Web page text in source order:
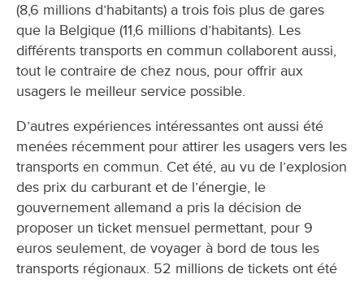
(8,6 millions d’habitants) a trois fois plus de gares
que la Belgique (11,6 millions d’habitants). Les
différents transports en commun collaborent aussi,
tout le contraire de chez nous, pour offrir aux
usagers le meilleur service possible.
D’autres expériences intéressantes ont aussi été
menées récemment pour attirer les usagers vers les
transports en commun. Cet été, au vu de l’explosion
des prix du carburant et de l’énergie, le
gouvernement allemand a pris la décision de
proposer un ticket mensuel permettant, pour 9
euros seulement, de voyager à bord de tous les
transports régionaux. 52 millions de tickets ont été